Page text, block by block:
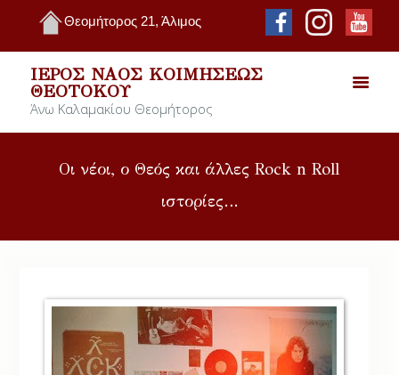
Θεομήτορος 21, Άλιμος
ΙΕΡΌΣ ΝΑΌΣ ΚΟΙΜΉΣΕΩΣ
ΘΕΟΤΌΚΟΥ
Άνω Καλαμακίου Θεομήτορος
Οι νέοι, ο Θεός και άλλες Rock n Roll
ιστορίες…